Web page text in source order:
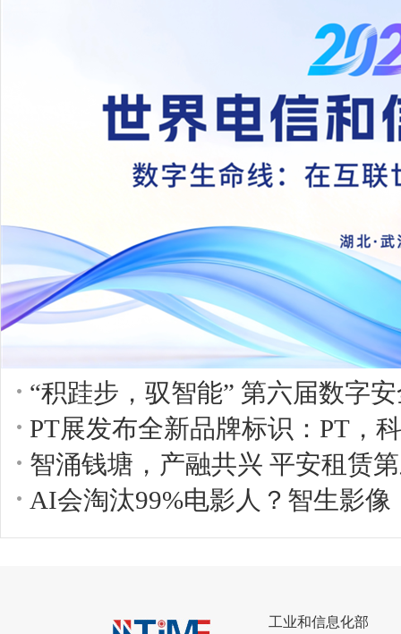
“积跬步，驭智能” 第六届数字
PT展发布全新品牌标识：PT，
智涌钱塘，产融共兴 平安租赁
工业和信息化部